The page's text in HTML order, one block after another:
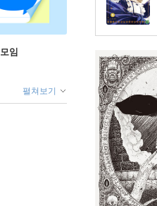
임
펼쳐보기